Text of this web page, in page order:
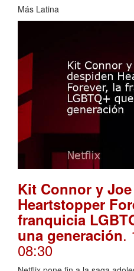
Más Latina
Kit Connor y
Heartstopper
franquicia
una generación.
08:30